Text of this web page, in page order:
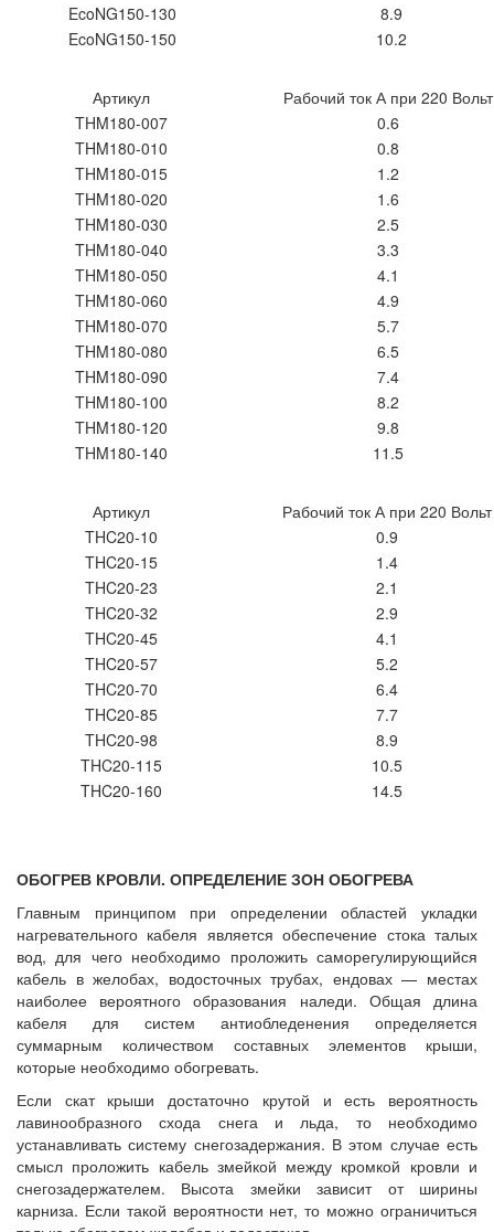
EcoNG150-130
8.9
EcoNG150-150
10.2
Артикул
Рабочий ток А при 220 Вольт
THM180-007
0.6
THM180-010
0.8
THM180-015
1.2
THM180-020
1.6
THM180-030
2.5
THM180-040
3.3
THM180-050
4.1
THM180-060
4.9
THM180-070
5.7
THM180-080
6.5
THM180-090
7.4
THM180-100
8.2
THM180-120
9.8
THM180-140
11.5
Артикул
Рабочий ток А при 220 Вольт
THC20-10
0.9
THC20-15
1.4
THC20-23
2.1
THC20-32
2.9
THC20-45
4.1
THC20-57
5.2
THC20-70
6.4
THC20-85
7.7
THC20-98
8.9
THC20-115
10.5
THC20-160
14.5
ОБОГРЕВ КРОВЛИ. ОПРЕДЕЛЕНИЕ ЗОН ОБОГРЕВА
Главным принципом при определении областей укладки
нагревательного кабеля является обеспечение стока талых
вод, для чего необходимо проложить саморегулирующийся
кабель в желобах, водосточных трубах, ендовах — местах
наиболее вероятного образования наледи. Общая длина
кабеля для систем антиобледенения определяется
суммарным количеством составных элементов крыши,
которые необходимо обогревать.
Если скат крыши достаточно крутой и есть вероятность
лавинообразного схода снега и льда, то необходимо
устанавливать систему снегозадержания. В этом случае есть
смысл проложить кабель змейкой между кромкой кровли и
снегозадержателем. Высота змейки зависит от ширины
карниза. Если такой вероятности нет, то можно ограничиться